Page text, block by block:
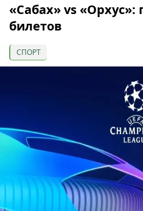
«Сабах» vs
билетов
СПОРТ